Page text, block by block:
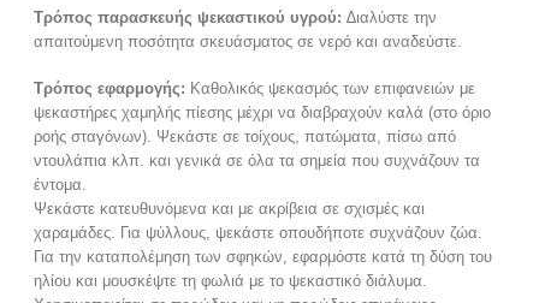
Τρόπος παρασκευής ψεκαστικού υγρού: ∆ιαλύστε την
απαιτούμενη ποσότητα σκευάσματος σε νερό και αναδεύστε.
Τρόπος εφαρμογής: Καθολικός ψεκασμός των επιφανειών με
ψεκαστήρες χαμηλής πίεσης μέχρι να διαβραχούν καλά (στο όριο
ροής σταγόνων). Ψεκάστε σε τοίχους, πατώματα, πίσω από
ντουλάπια κλπ. και γενικά σε όλα τα σημεία που συχνάζουν τα
έντομα.
Ψεκάστε κατευθυνόμενα και με ακρίβεια σε σχισμές και
χαραμάδες. Για ψύλλους, ψεκάστε οπουδήποτε συχνάζουν ζώα.
Για την καταπολέμηση των σφηκών, εφαρμόστε κατά τη δύση του
ηλίου και μουσκέψτε τη φωλιά με το ψεκαστικό διάλυμα.